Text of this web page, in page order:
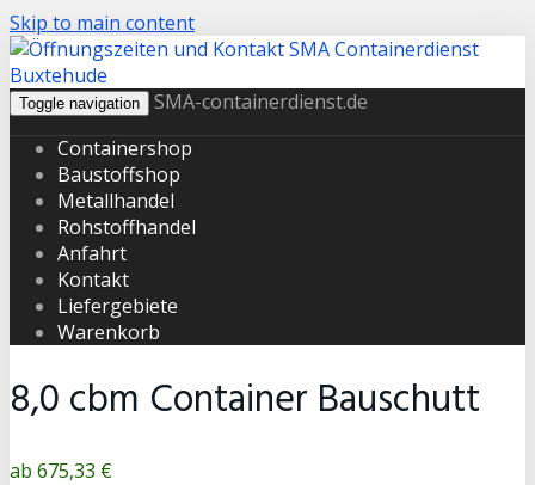
Skip to main content
Toggle navigation
SMA-containerdienst.de
Containershop
Baustoffshop
Metallhandel
Rohstoffhandel
Anfahrt
Kontakt
Liefergebiete
Warenkorb
8,0 cbm Container Bauschutt
675,33 €